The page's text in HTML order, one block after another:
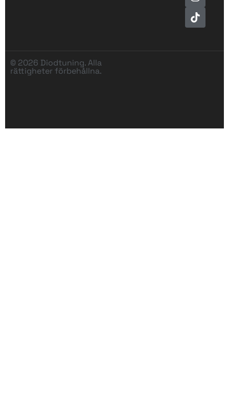
© 2026 Diodtuning. Alla
rättigheter förbehållna.